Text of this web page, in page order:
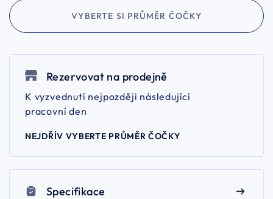
VYBERTE SI PRŮMĚR ČOČKY
Rezervovat na prodejně
K vyzvednutí nejpozději následující
pracovní den
NEJDŘÍV VYBERTE PRŮMĚR ČOČKY
Specifikace